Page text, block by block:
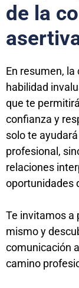
de la
En resumen,
habilidad
que te
confianza y
solo te
profesional,
relaciones
oportunidades
Te invitamos a
mismo y
comunicación
camino